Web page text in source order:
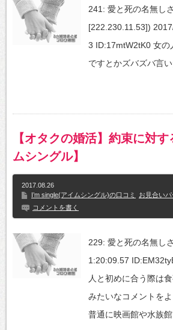
241: 愛と死の名無し
[222.230.11.53])
3 ID:17mtW2tK0 女の
ですとかズバズバ言
【オタクの婚活】約束に対
ムシングル】
2017.08.26
I’m single(アイムシングル)の口コミ
お見合い
コメントを書く
229: 愛と死の名無し
1:20:09.57
人と初めに合う際は
みたいなコメントを
普通に映画館や水族